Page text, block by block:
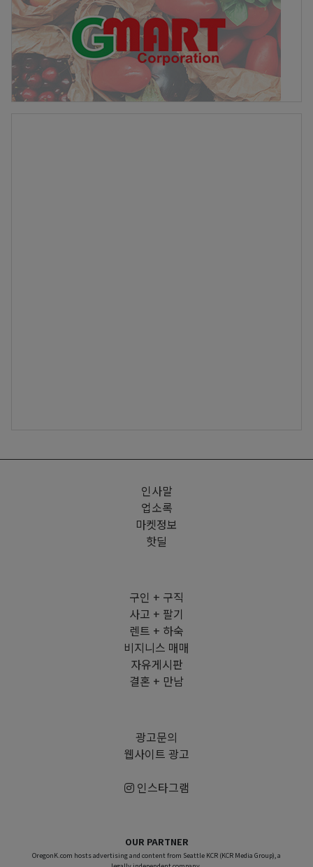
인사말
업소록
마켓정보
핫딜
구인 + 구직
사고 + 팔기
렌트 + 하숙
비지니스 매매
자유게시판
결혼 + 만남
광고문의
웹사이트 광고
인스타그램
OUR PARTNER
OregonK.com hosts advertising and content from Seattle KCR (KCR Media Group), a